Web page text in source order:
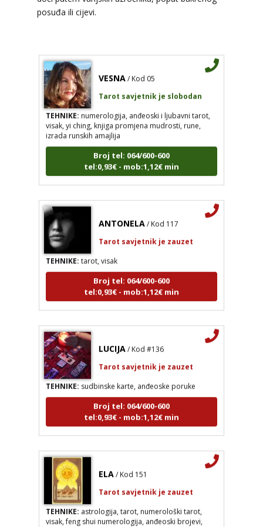
posuđa ili cijevi.
Broj tel: 064/600-600
tel:0,93€ - mob:1,12€ min
VESNA / Kod 05
Tarot savjetnik je slobodan
TEHNIKE:numerologija, anđeoski i ljubavni tarot,
visak, yi ching, knjiga promjena mudrosti, rune,
izrada runskih amajlija
Broj tel: 064/600-600
tel:0,93€ - mob:1,12€ min
ANTONELA / Kod 117
Tarot savjetnik je zauzet
TEHNIKE:tarot, visak
Broj tel: 064/600-600
tel:0,93€ - mob:1,12€ min
LUCIJA / Kod #136
Tarot savjetnik je zauzet
TEHNIKE:sudbinske karte, anđeoske poruke
Broj tel: 064/600-600
tel:0,93€ - mob:1,12€ min
ELA / Kod 151
Tarot savjetnik je zauzet
TEHNIKE:astrologija, tarot, numerološki tarot,
visak, feng shui numerologija, anđeoski brojevi,
LUCIJA / Kod #136
Tarot savjetnik je zauzet
TEHNIKE:sudbinske karte, anđeoske poruke